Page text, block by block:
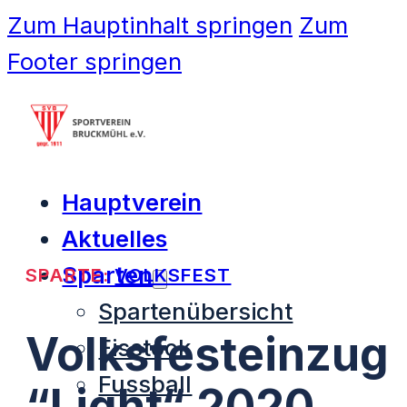
Zum Hauptinhalt springen Zum
Footer springen
Hauptverein
Aktuelles
Sparten
Spartenübersicht
Eisstock
Fussball
SPARTE:VOLKSFEST
Volksfesteinzug